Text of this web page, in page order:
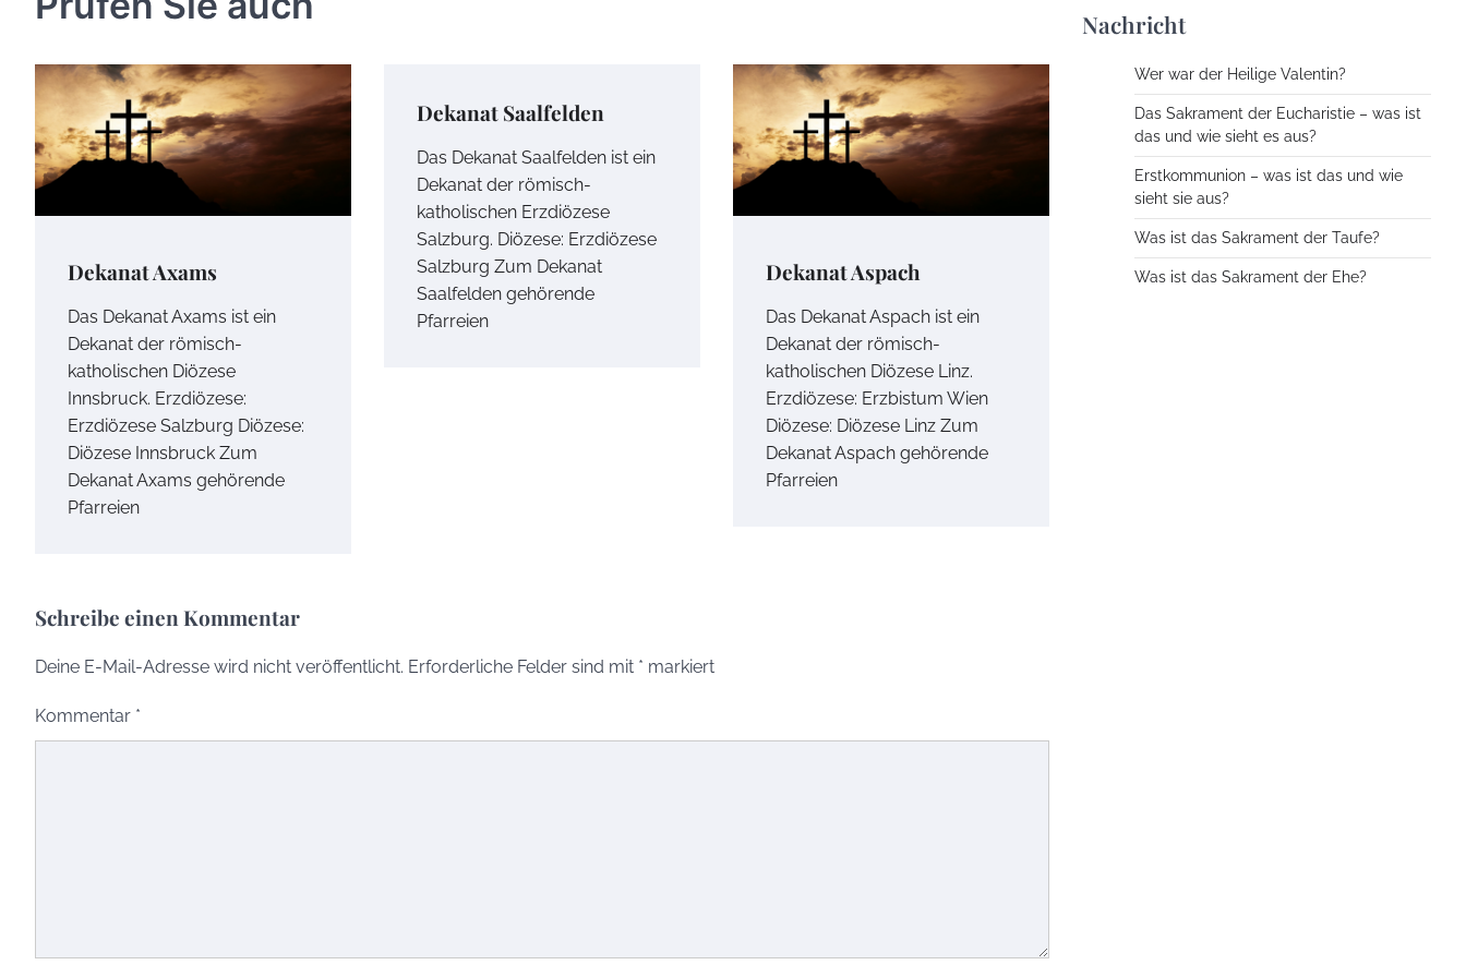
Dekanat Axams
Das Dekanat Axams ist ein
Dekanat der römisch-
katholischen Diözese
Innsbruck. Erzdiözese:
Erzdiözese Salzburg Diözese:
Diözese Innsbruck Zum
Dekanat Axams gehörende
Pfarreien
Dekanat Saalfelden
Das Dekanat Saalfelden ist ein
Dekanat der römisch-
katholischen Erzdiözese
Salzburg. Diözese: Erzdiözese
Salzburg Zum Dekanat
Saalfelden gehörende
Pfarreien
Dekanat Aspach
Das Dekanat Aspach ist ein
Dekanat der römisch-
katholischen Diözese Linz.
Erzdiözese: Erzbistum Wien
Diözese: Diözese Linz Zum
Dekanat Aspach gehörende
Pfarreien
Schreibe einen Kommentar
Deine E-Mail-Adresse wird nicht veröffentlicht. Erforderliche Felder sind mit * markiert
Kommentar *
Nachricht
Wer war der Heilige Valentin?
Das Sakrament der Eucharistie – was ist
das und wie sieht es aus?
Erstkommunion – was ist das und wie
sieht sie aus?
Was ist das Sakrament der Taufe?
Was ist das Sakrament der Ehe?